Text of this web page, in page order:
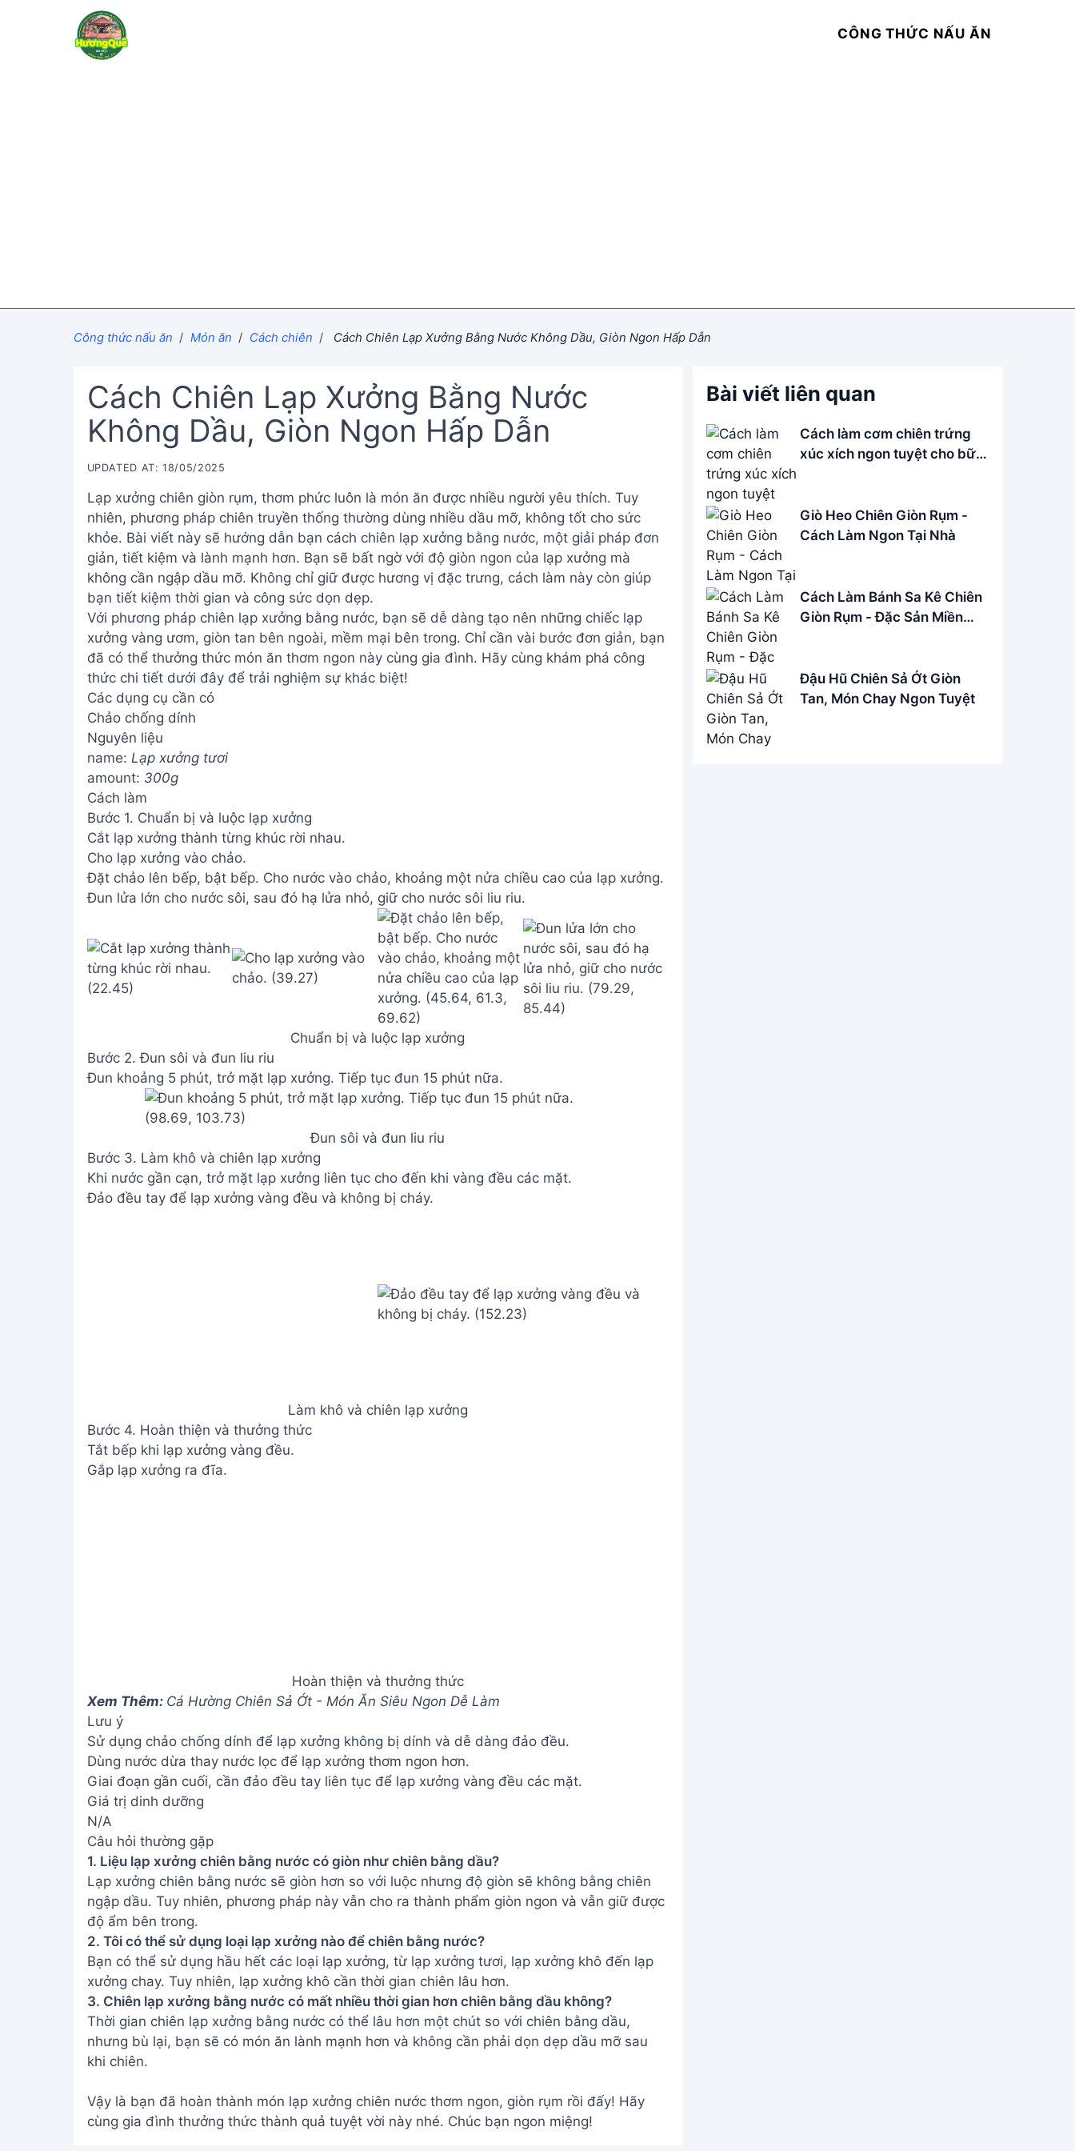
CÔNG THỨC NẤU ĂN
Công thức nấu ăn / Món ăn / Cách chiên / Cách Chiên Lạp Xưởng Bằng Nước Không Dầu, Giòn Ngon Hấp Dẫn
Cách Chiên Lạp Xưởng Bằng Nước
Không Dầu, Giòn Ngon Hấp Dẫn
UPDATED AT: 18/05/2025
Lạp xưởng chiên giòn rụm, thơm phức luôn là món ăn được nhiều người yêu thích. Tuy
nhiên, phương pháp chiên truyền thống thường dùng nhiều dầu mỡ, không tốt cho sức
khỏe. Bài viết này sẽ hướng dẫn bạn cách chiên lạp xưởng bằng nước, một giải pháp đơn
giản, tiết kiệm và lành mạnh hơn. Bạn sẽ bất ngờ với độ giòn ngon của lạp xưởng mà
không cần ngập dầu mỡ. Không chỉ giữ được hương vị đặc trưng, cách làm này còn giúp
bạn tiết kiệm thời gian và công sức dọn dẹp.
Với phương pháp chiên lạp xưởng bằng nước, bạn sẽ dễ dàng tạo nên những chiếc lạp
xưởng vàng ươm, giòn tan bên ngoài, mềm mại bên trong. Chỉ cần vài bước đơn giản, bạn
đã có thể thưởng thức món ăn thơm ngon này cùng gia đình. Hãy cùng khám phá công
thức chi tiết dưới đây để trải nghiệm sự khác biệt!
Các dụng cụ cần có
Chảo chống dính
Nguyên liệu
name: Lạp xưởng tươi
amount: 300g
Cách làm
Bước 1. Chuẩn bị và luộc lạp xưởng
Cắt lạp xưởng thành từng khúc rời nhau.
Cho lạp xưởng vào chảo.
Đặt chảo lên bếp, bật bếp. Cho nước vào chảo, khoảng một nửa chiều cao của lạp xưởng.
Đun lửa lớn cho nước sôi, sau đó hạ lửa nhỏ, giữ cho nước sôi liu riu.
Chuẩn bị và luộc lạp xưởng
Bước 2. Đun sôi và đun liu riu
Đun khoảng 5 phút, trở mặt lạp xưởng. Tiếp tục đun 15 phút nữa.
Đun sôi và đun liu riu
Bước 3. Làm khô và chiên lạp xưởng
Khi nước gần cạn, trở mặt lạp xưởng liên tục cho đến khi vàng đều các mặt.
Đảo đều tay để lạp xưởng vàng đều và không bị cháy.
Sử dụng chảo chống dính để lạp xưởng không bị dính và dễ dàng đảo đều.
Dùng nước dừa thay nước lọc để lạp xưởng thơm ngon hơn.
Giai đoạn gần cuối, cần đảo đều tay liên tục để lạp xưởng vàng đều các mặt.
xưởng chay. Tuy nhiên, lạp xưởng khô cần thời gian chiên lâu hơn.
3. Chiên lạp xưởng bằng nước có mất nhiều thời gian hơn chiên bằng dầu không?
Thời gian chiên lạp xưởng bằng nước có thể lâu hơn một chút so với chiên bằng dầu,
nhưng bù lại, bạn sẽ có món ăn lành mạnh hơn và không cần phải dọn dẹp dầu mỡ sau
khi chiên.
Vậy là bạn đã hoàn thành món lạp xưởng chiên nước thơm ngon, giòn rụm rồi đấy! Hãy
cùng gia đình thưởng thức thành quả tuyệt vời này nhé. Chúc bạn ngon miệng!
Bài viết liên quan
Cách làm cơm chiên trứng
xúc xích ngon tuyệt cho bữa
Giò Heo Chiên Giòn Rụm -
Cách Làm Ngon Tại Nhà
Cách Làm Bánh Sa Kê Chiên
Giòn Rụm - Đặc Sản Miền
Đậu Hũ Chiên Sả Ớt Giòn
Tan, Món Chay Ngon Tuyệt
Address: Hẻm 283 Nguyễn Đình Chiểu, Hàm
Tiến , Phan Thiết
Email: [email protected]
THÔNG TIN
Menu
Liên hệ